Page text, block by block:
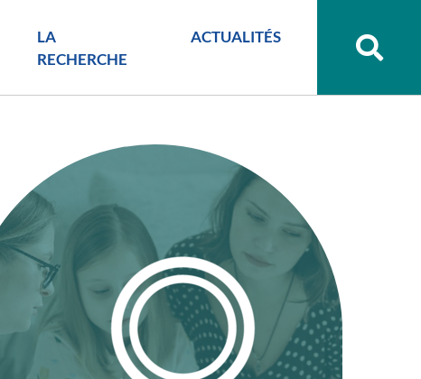
LA
RECHERCHE
ACTUALITÉS
sur